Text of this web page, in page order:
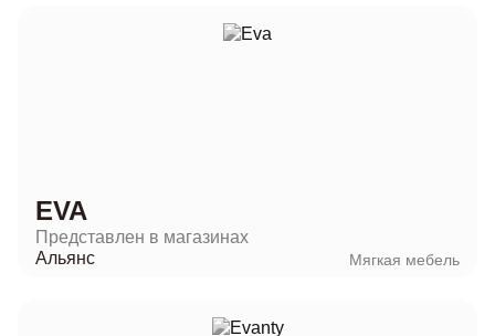
EVA
Представлен в магазинах
Альянс
Мягкая мебель